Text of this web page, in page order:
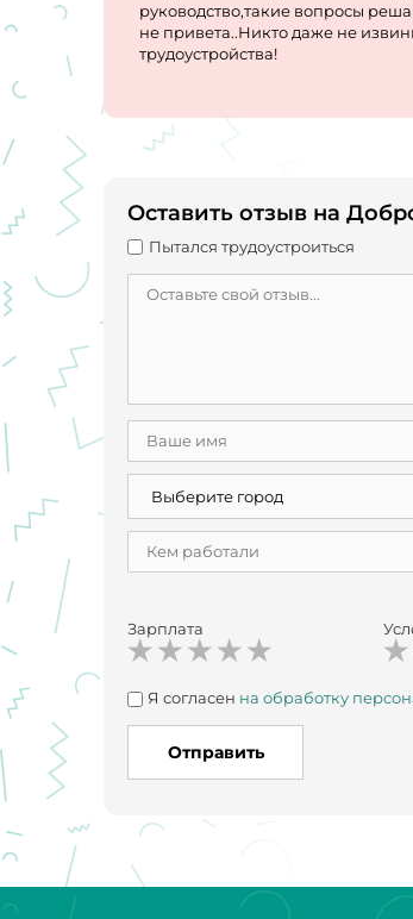
руководство,такие вопросы
не привета..Никто даже не
трудоустройства!
Оставить отзыв на
Пытался трудоустроиться
Зарплата
Я согласен на обработку
Отправить